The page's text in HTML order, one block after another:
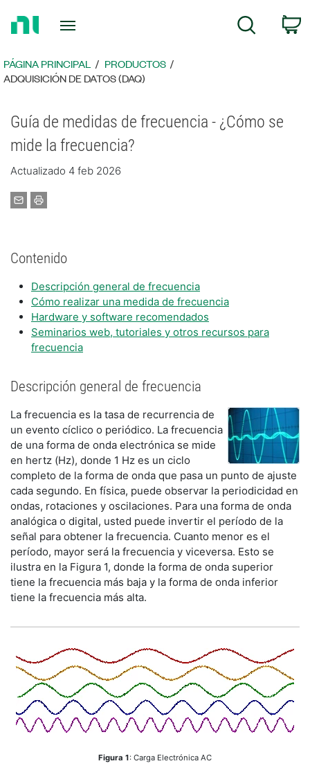
página
principal
Búsqueda
PÁGINA PRINCIPAL
PRODUCTOS
ADQUISICIÓN DE DATOS (DAQ)
Guía de medidas de frecuencia - ¿Cómo se
mide la frecuencia?
Actualizado 4 feb 2026
Contenido
Descripción general de frecuencia
Cómo realizar una medida de frecuencia
Hardware y software recomendados
Seminarios web, tutoriales y otros recursos para
frecuencia
Descripción general de frecuencia
La frecuencia es la tasa de recurrencia de
un evento cíclico o periódico. La frecuencia
de una forma de onda electrónica se mide
en hertz (Hz), donde 1 Hz es un ciclo
completo de la forma de onda que pasa un punto de ajuste
cada segundo. En física, puede observar la periodicidad en
ondas, rotaciones y oscilaciones. Para una forma de onda
analógica o digital, usted puede invertir el período de la
señal para obtener la frecuencia. Cuanto menor es el
período, mayor será la frecuencia y viceversa. Esto se
ilustra en la Figura 1, donde la forma de onda superior
tiene la frecuencia más baja y la forma de onda inferior
tiene la frecuencia más alta.
Figura 1: Carga Electrónica AC